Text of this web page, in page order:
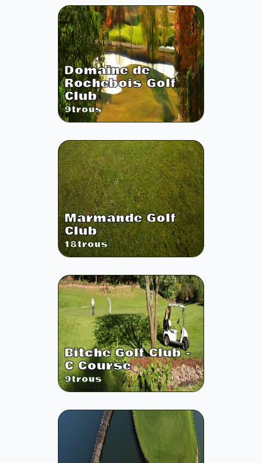
Domaine de
Rochebois Golf
Club
9trous
Marmande Golf
Club
18trous
Bitche Golf Club -
C Course
9trous